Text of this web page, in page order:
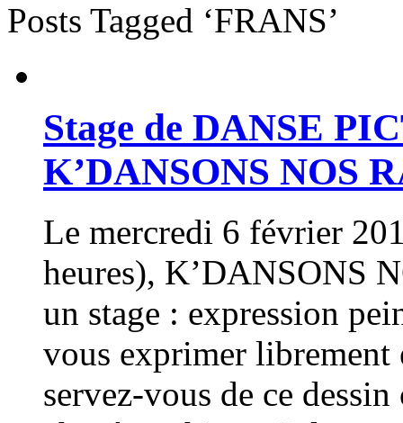
Posts Tagged ‘FRANS’
Stage de DANSE
K’DANSONS NOS
Le mercredi 6 février
heures), K’DANSONS
un stage : expression
vous exprimer librement
servez-vous de ce dessin